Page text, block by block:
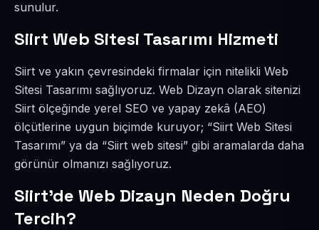
sunulur.
Siirt Web Sitesi Tasarımı Hizmeti
Siirt ve yakın çevresindeki firmalar için nitelikli Web
Sitesi Tasarımı sağlıyoruz. Web Dizayn olarak sitenizi
Siirt ölçeğinde yerel SEO ve yapay zekâ (AEO)
ölçütlerine uygun biçimde kuruyor; “Siirt Web Sitesi
Tasarımı” ya da “Siirt web sitesi” gibi aramalarda daha
görünür olmanızı sağlıyoruz.
Siirt’de Web Dizayn Neden Doğru
Tercih?